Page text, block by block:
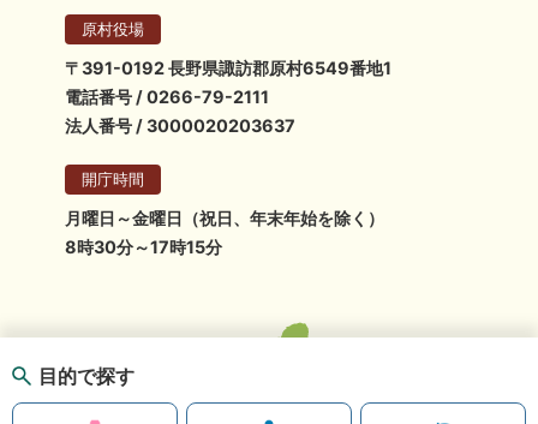
目的で探す
原村役場
〒391-0192 長野県諏訪郡原村6549番地1
電話番号 / 0266-79-2111
法人番号 / 3000020203637
開庁時間
月曜日～金曜日（祝日、年末年始を除く）
8時30分～17時15分